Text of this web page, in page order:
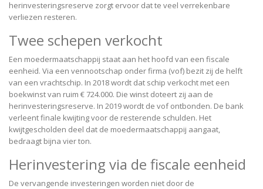
herinvesteringsreserve zorgt ervoor dat te veel verrekenbare
verliezen resteren.
Twee schepen verkocht
Een moedermaatschappij staat aan het hoofd van een fiscale
eenheid. Via een vennootschap onder firma (vof) bezit zij de helft
van een vrachtschip. In 2018 wordt dat schip verkocht met een
boekwinst van ruim € 724.000. Die winst doteert zij aan de
herinvesteringsreserve. In 2019 wordt de vof ontbonden. De bank
verleent finale kwijting voor de resterende schulden. Het
kwijtgescholden deel dat de moedermaatschappij aangaat,
bedraagt bijna vier ton.
Herinvestering via de fiscale eenheid
De vervangende investeringen worden niet door de